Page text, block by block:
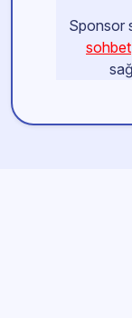
Sponsor
sohbet